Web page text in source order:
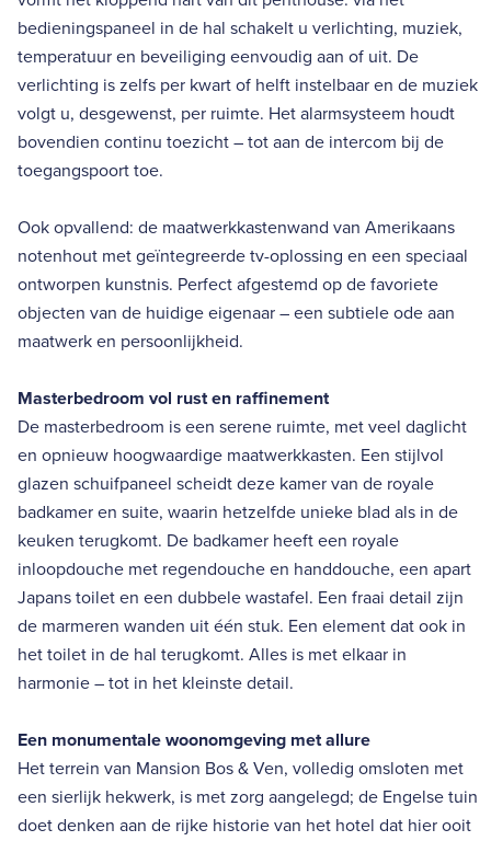
bedieningspaneel in de hal schakelt u verlichting, muziek,
temperatuur en beveiliging eenvoudig aan of uit. De
verlichting is zelfs per kwart of helft instelbaar en de muziek
volgt u, desgewenst, per ruimte. Het alarmsysteem houdt
bovendien continu toezicht – tot aan de intercom bij de
toegangspoort toe.
Ook opvallend: de maatwerkkastenwand van Amerikaans
notenhout met geïntegreerde tv-oplossing en een speciaal
ontworpen kunstnis. Perfect afgestemd op de favoriete
objecten van de huidige eigenaar – een subtiele ode aan
maatwerk en persoonlijkheid.
Masterbedroom vol rust en raffinement
De masterbedroom is een serene ruimte, met veel daglicht
en opnieuw hoogwaardige maatwerkkasten. Een stijlvol
glazen schuifpaneel scheidt deze kamer van de royale
badkamer en suite, waarin hetzelfde unieke blad als in de
keuken terugkomt. De badkamer heeft een royale
inloopdouche met regendouche en handdouche, een apart
Japans toilet en een dubbele wastafel. Een fraai detail zijn
de marmeren wanden uit één stuk. Een element dat ook in
het toilet in de hal terugkomt. Alles is met elkaar in
harmonie – tot in het kleinste detail.
Een monumentale woonomgeving met allure
Het terrein van Mansion Bos & Ven, volledig omsloten met
een sierlijk hekwerk, is met zorg aangelegd; de Engelse tuin
doet denken aan de rijke historie van het hotel dat hier ooit